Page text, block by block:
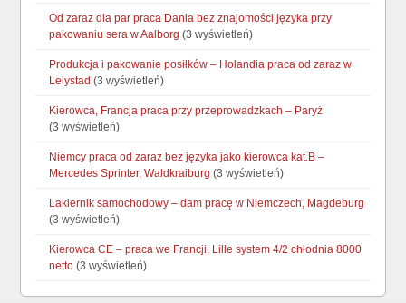
Od zaraz dla par praca Dania bez znajomości języka przy
pakowaniu sera w Aalborg (3 wyświetleń)
Produkcja i pakowanie posiłków – Holandia praca od zaraz w
Lelystad (3 wyświetleń)
Kierowca, Francja praca przy przeprowadzkach – Paryż
(3 wyświetleń)
Niemcy praca od zaraz bez języka jako kierowca kat.B –
Mercedes Sprinter, Waldkraiburg (3 wyświetleń)
Lakiernik samochodowy – dam pracę w Niemczech, Magdeburg
(3 wyświetleń)
Kierowca CE – praca we Francji, Lille system 4/2 chłodnia 8000
netto (3 wyświetleń)